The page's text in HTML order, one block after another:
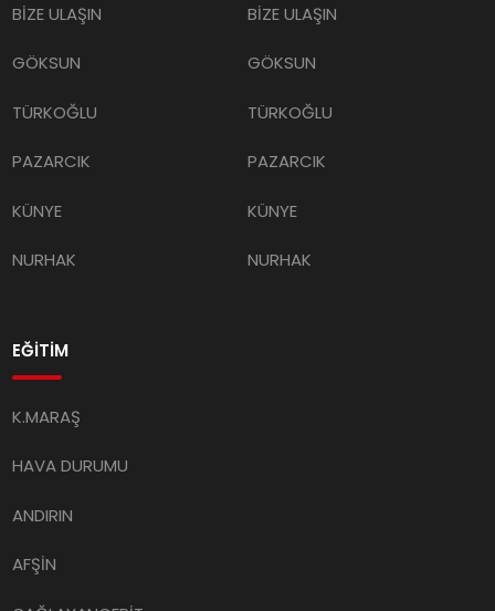
BİZE ULAŞIN
GÖKSUN
TÜRKOĞLU
PAZARCIK
KÜNYE
NURHAK
BİZE ULAŞIN
GÖKSUN
TÜRKOĞLU
PAZARCIK
KÜNYE
NURHAK
EĞİTİM
K.MARAŞ
HAVA DURUMU
ANDIRIN
AFŞİN